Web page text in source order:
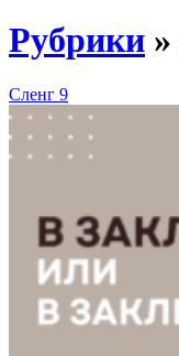
Рубрики »
Сленг 9